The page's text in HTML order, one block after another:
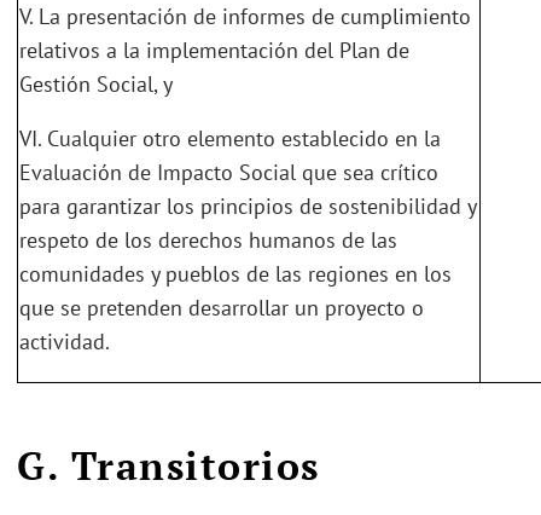
V. La presentación de informes de cumplimiento
relativos a la implementación del Plan de
Gestión Social, y
VI. Cualquier otro elemento establecido en la
Evaluación de Impacto Social que sea crítico
para garantizar los principios de sostenibilidad y
respeto de los derechos humanos de las
comunidades y pueblos de las regiones en los
que se pretenden desarrollar un proyecto o
actividad.
G. Transitorios